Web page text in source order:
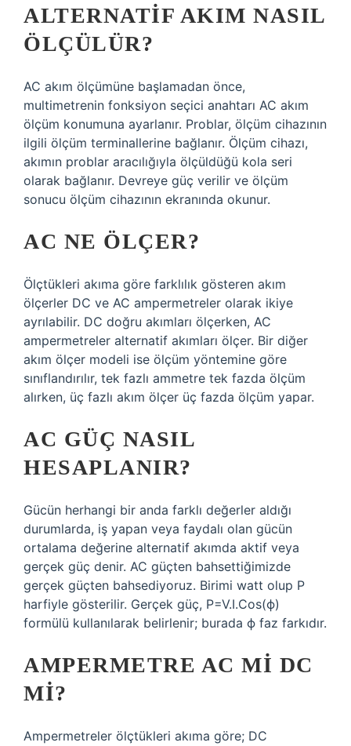
ALTERNATIF AKIM NASIL
ÖLÇÜLÜR?
AC akım ölçümüne başlamadan önce,
multimetrenin fonksiyon seçici anahtarı AC akım
ölçüm konumuna ayarlanır. Problar, ölçüm cihazının
ilgili ölçüm terminallerine bağlanır. Ölçüm cihazı,
akımın problar aracılığıyla ölçüldüğü kola seri
olarak bağlanır. Devreye güç verilir ve ölçüm
sonucu ölçüm cihazının ekranında okunur.
AC NE ÖLÇER?
Ölçtükleri akıma göre farklılık gösteren akım
ölçerler DC ve AC ampermetreler olarak ikiye
ayrılabilir. DC doğru akımları ölçerken, AC
ampermetreler alternatif akımları ölçer. Bir diğer
akım ölçer modeli ise ölçüm yöntemine göre
sınıflandırılır, tek fazlı ammetre tek fazda ölçüm
alırken, üç fazlı akım ölçer üç fazda ölçüm yapar.
AC GÜÇ NASIL
HESAPLANIR?
Gücün herhangi bir anda farklı değerler aldığı
durumlarda, iş yapan veya faydalı olan gücün
ortalama değerine alternatif akımda aktif veya
gerçek güç denir. AC güçten bahsettiğimizde
gerçek güçten bahsediyoruz. Birimi watt olup P
harfiyle gösterilir. Gerçek güç, P=V.I.Cos(ϕ)
formülü kullanılarak belirlenir; burada ϕ faz farkıdır.
AMPERMETRE AC MI DC
MI?
Ampermetreler ölçtükleri akıma göre; DC